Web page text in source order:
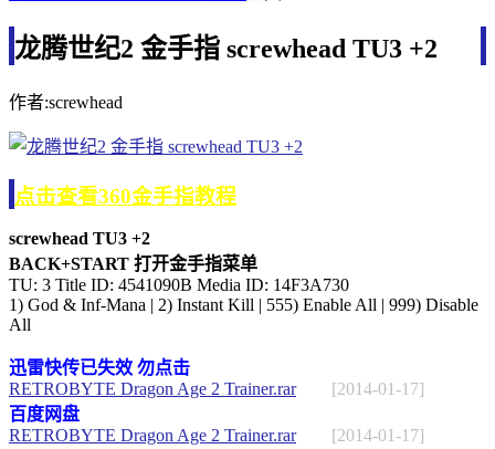
龙腾世纪2 金手指 screwhead TU3 +2
作者:screwhead
点击查看360金手指教程
screwhead TU3 +2
BACK+START 打开金手指菜单
TU: 3 Title ID: 4541090B Media ID: 14F3A730
1) God & Inf-Mana | 2) Instant Kill | 555) Enable All | 999) Disable
All
迅雷快传已失效 勿点击
RETROBYTE Dragon Age 2 Trainer.rar
[2014-01-17]
百度网盘
RETROBYTE Dragon Age 2 Trainer.rar
[2014-01-17]